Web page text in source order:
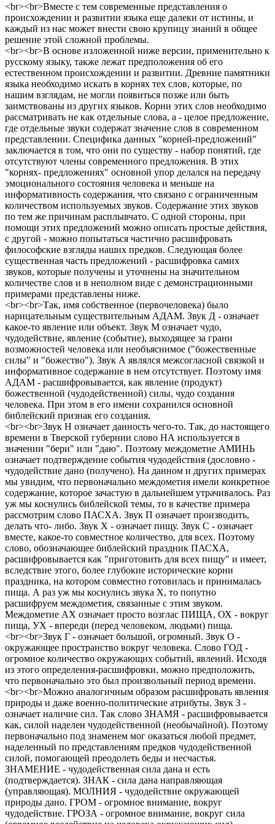
<br><br>Вместе с тем современные представления о
происхождении и развитии языка еще далеки от истины, и
каждый из нас может внести свою крупицу знаний в общее
решение этой сложной проблемы.
<br><br>В основе изложенной ниже версии, применительно к
русскому языку, также лежат предположения об его
естественном происхождении и развитии. Древние памятники
языка необходимо искать в корнях тех слов, которые, по
нашим взглядам, не могли появиться позже или быть
заимствованы из других языков. Корни этих слов необходимо
рассматривать не как отдельные слова, а - целое предложение,
где отдельные звуки содержат значение слов в современном
представлении. Специфика данных "корней-предложений"
заключается в том, что они по существу - набор понятий, где
отсутствуют члены современного предложения. В этих
"корнях- предложениях" основной упор делался на передачу
эмоционального состояния человека и меньше на
информативность содержания, что связано с ограниченным
количеством используемых звуков. Содержание этих звуков
по тем же причинам расплывчато. С одной стороны, при
помощи этих предложений можно описать простые действия,
с другой - можно попытаться частично расшифровать
философские взгляды наших предков. Следующая более
существенная часть предложений - расшифровка самих
звуков, которые получены и уточнены на значительном
количестве слов и в неполном виде с демонстрационными
примерами представлены ниже.
<br><br>Так, имя собственное (первочеловека) было
нарицательным существительным АДАМ. Звук Д - означает
какое-то явление или объект. Звук М означает чудо,
чудодействие, явление (событие), выходящее за грани
возможностей человека или необъяснимое ("божественные
силы" и "божество"). Звук А являлся межсогласной связкой и
информативное содержание в нем отсутствует. Поэтому имя
АДАМ - расшифровывается, как явление (продукт)
божественной (чудодейственной) силы, чудо создания
человека. При этом в его имени сохранился основной
библейский признак его создания.
<br><br>Звук Н означает данность чего-то. Так, до настоящего
времени в Тверской губернии слово НА используется в
значении "бери" или "даю". Поэтому междометие АМИНЬ
означает подтверждение события чудодействия (дословно -
чудодействие дано (получено). На данном и других примерах
мы увидим, что первоначально междометия имели конкретное
содержание, которое зачастую в дальнейшем утрачивалось. Раз
уж мы коснулись библейской темы, то в качестве примера
рассмотрим слово ПАСХА. Звук П означает производить,
делать что- либо. Звук Х - означает пищу. Звук С - означает
вместе, какое-то совместное количество, для всех. Поэтому
слово, обозначающее библейский праздник ПАСХА,
расшифровывается как "приготовить для всех пищу" и имеет,
вследствие этого, более глубокие исторические корни
праздника, на котором совместно готовилась и принималась
пища. А раз уж мы коснулись звука Х, то попутно
расшифруем междометия, связанные с этим звуком.
Междометие АХ означает просто возглас ПИЩА, ОХ - вокруг
пища, УХ - впереди (перед человеком, людьми) пища.
<br><br>Звук Г - означает большой, огромный. Звук О -
окружающее пространство вокруг человека. Слово ГОД -
огромное количество окружающих событий, явлений. Исходя
из этого определения-расшифровки, можно предположить,
что первоначально это был произвольный период времени.
<br><br>Можно аналогичным образом расшифровать явления
природы и даже военно-политические атрибуты. Звук З -
означает наличие сил. Так слово ЗНАМЯ - расшифровывается
как, силой наделен чудодейственной (необычайной). Поэтому
первоначально под знаменем мог оказаться любой предмет,
наделенный по представлениям предков чудодейственной
силой, помогающей преодолеть беды и несчастья.
ЗНАМЕНИЕ - чудодейственная сила дана и есть
(подтверждается). ЗНАК - сила дана направляющая
(управляющая). МОЛНИЯ - чудодействие окружающей
природы дано. ГРОМ - огромное внимание, вокруг
чудодействие. ГРОЗА - огромное внимание, вокруг сила